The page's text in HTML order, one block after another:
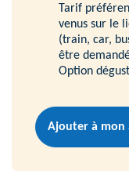
Tarif
venus sur le
(train, car,
être
Option
Ajouter à mon